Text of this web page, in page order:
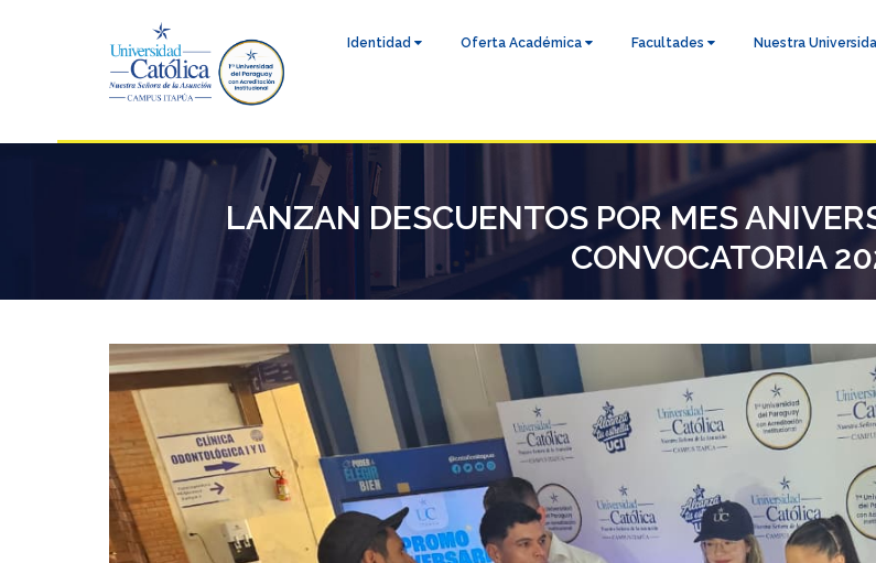
Identidad Oferta Académica Facultades Nuestra
LANZAN DESCUENTOS POR MES
CONVOCATORIA